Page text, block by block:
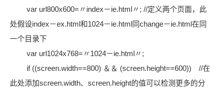
var url800x600=〃index－ie.html〃; //定义两个页面，此
处假设index－ex.html和1024－ie.html同change－ie.html在同
一个目录下
var url1024x768=〃1024－ie.html〃;
if ((screen.width==800) ＆＆ (screen.height==600)) //在
此处添加screen.width、screen.height的值可以检测更多的分